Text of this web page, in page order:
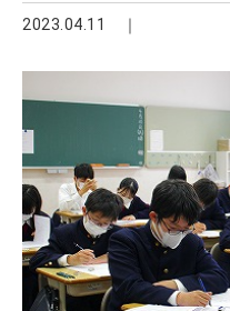
2023.04.11